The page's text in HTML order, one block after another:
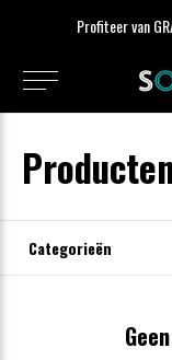
Profiteer van
Categorieën